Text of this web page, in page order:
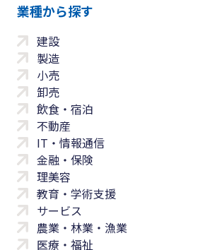
業種から探す
建設
製造
小売
卸売
飲食・宿泊
不動産
IT・情報通信
金融・保険
理美容
教育・学術支援
サービス
農業・林業・漁業
医療・福祉